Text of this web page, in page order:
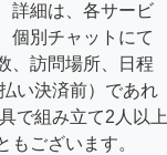
詳細は、各サービ
個別チャットにて
、訪問場所、日程
い決済前）であれ
で組み立て2人以上
ございます。